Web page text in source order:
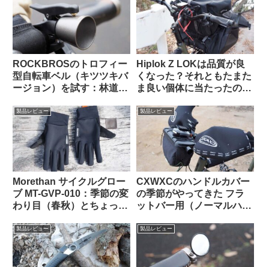
ROCKBROSのトロフィー
型自転車ベル（キツツキバ
ージョン）を試す：林道サ
リ出会わないために…
Hiplok Z LOKは品質が良
くなった？それともたまた
ま良い個体に当たったの
製品レビュー
Morethan サイクルグロー
ブ MT-GVP-010：季節の変
わり目（春秋）とちょっと
製品レビュー
CXWXCのハンドルカバー
の季節がやってきた フラ
ットバー用（ノーマルハン
で使ってみた
製品レビュー 製品レビュー